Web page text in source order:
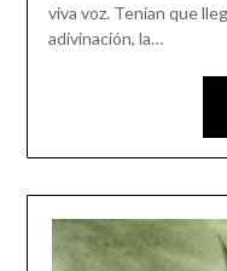
viva voz. Tenían que
adivinación, la…